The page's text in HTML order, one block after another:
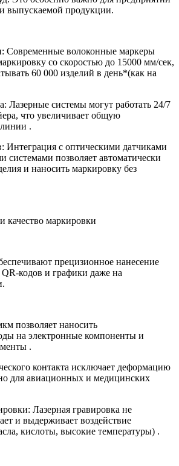
выпускаемой продукции.
Современные волоконные маркеры
со скоростью до 15000 мм/сек,
60 000 изделий в день*(как на
Лазерные системы могут работать 24/7
что увеличивает общую
.
Интеграция с оптическими датчиками
системами позволяет автоматически
и наносить маркировку без
качество маркировки
прецизионное нанесение
кодов и графики даже на
позволяет наносить
на электронные компоненты и
.
контакта исключает деформацию
для авиационных и медицинских
Лазерная гравировка не
и выдерживает воздействие
кислоты, высокие температуры) .